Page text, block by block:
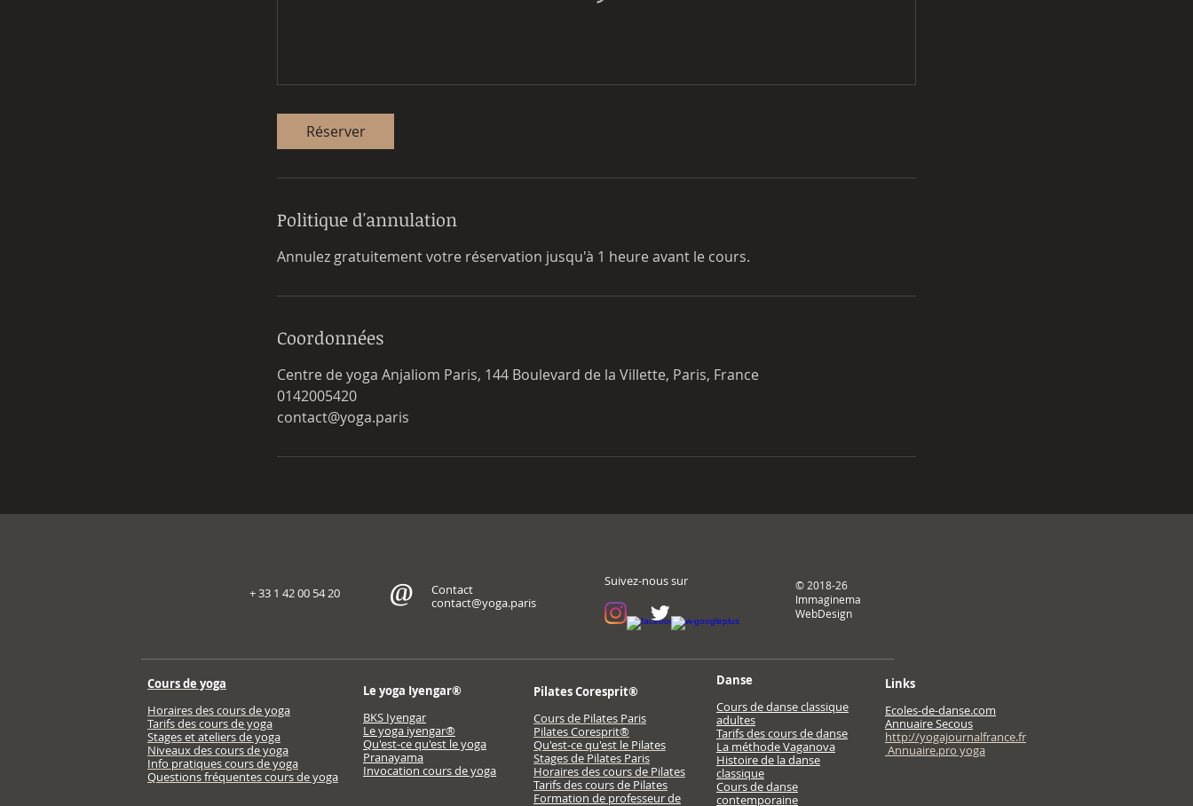
Réserver
Politique d'annulation
Annulez gratuitement votre réservation jusqu'à 1 heure avant le cours.
Coordonnées
Centre de yoga Anjaliom Paris, 144 Boulevard de la Villette, Paris, France
0142005420
contact@yoga.paris
+ 33 1 42 00 54 20 @
Contact
contact@yoga.paris
Suivez-nous sur
© 2018-26
Immaginema
WebDesign
Cours de yoga
Horaires des cours de yoga
Tarifs des cours de yoga
Stages et ateliers de yoga
Niveaux des cours de yoga
Info pratiques cours de yoga
Questions fréquentes cours de yoga
Le yoga Iyengar®
BKS Iyengar
Le yoga iyengar®
Qu'est-ce qu'est le yoga
Pranayama
Invocation cours de yoga
Pilates Coresprit®
Cours de Pilates Paris
Pilates Coresprit®
Qu'est-ce qu'est le Pilates
Stages de Pilates Paris
Horaires des cours de Pilates
Tarifs des cours de Pilates
Formation de professeur de
Danse
Cours de danse classique
adultes
Tarifs des cours de danse
La méthode Vaganova
Histoire de la danse
classique
Cours de danse
contemporaine
Links
Ecoles-de-danse.com
Annuaire Secous
http://yogajournalfrance.fr
Annuaire.pro yoga